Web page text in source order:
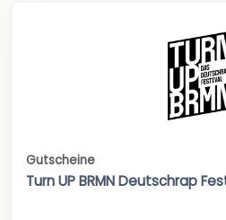
Gutscheine
Turn UP BRMN Deutschrap